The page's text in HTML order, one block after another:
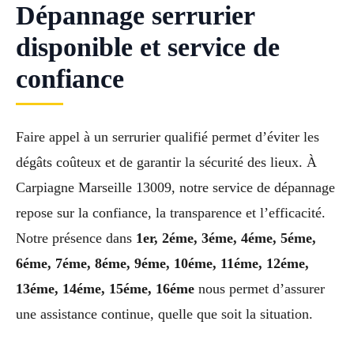
Dépannage serrurier
disponible et service de
confiance
Faire appel à un serrurier qualifié permet d’éviter les
dégâts coûteux et de garantir la sécurité des lieux. À
Carpiagne Marseille 13009, notre service de dépannage
repose sur la confiance, la transparence et l’efficacité.
Notre présence dans 1er, 2éme, 3éme, 4éme, 5éme,
6éme, 7éme, 8éme, 9éme, 10éme, 11éme, 12éme,
13éme, 14éme, 15éme, 16éme nous permet d’assurer
une assistance continue, quelle que soit la situation.